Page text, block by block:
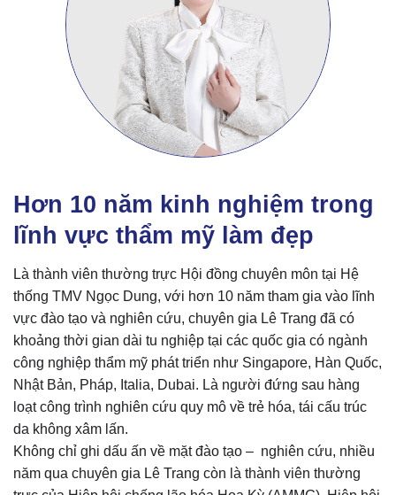
Hơn 10 năm kinh nghiệm trong
lĩnh vực thẩm mỹ làm đẹp
Là thành viên thường trực Hội đồng chuyên môn tại Hệ
thống TMV Ngọc Dung, với hơn 10 năm tham gia vào lĩnh
vực đào tạo và nghiên cứu, chuyên gia Lê Trang đã có
khoảng thời gian dài tu nghiệp tại các quốc gia có ngành
công nghiệp thẩm mỹ phát triển như Singapore, Hàn Quốc,
Nhật Bản, Pháp, Italia, Dubai. Là người đứng sau hàng
loạt công trình nghiên cứu quy mô về trẻ hóa, tái cấu trúc
da không xâm lấn.
Không chỉ ghi dấu ấn về mặt đào tạo – nghiên cứu, nhiều
năm qua chuyên gia Lê Trang còn là thành viên thường